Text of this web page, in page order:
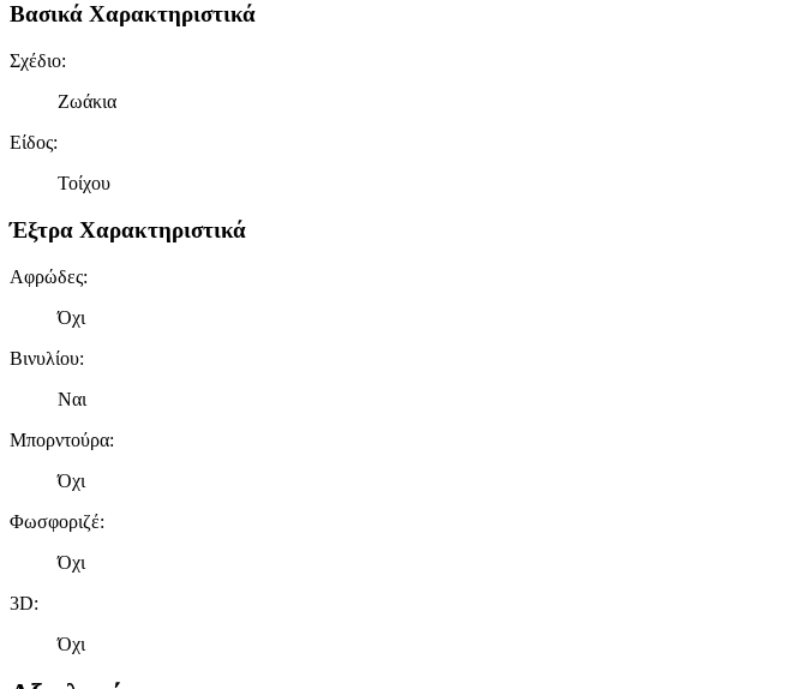
Βασικά Χαρακτηριστικά
Σχέδιο:
Ζωάκια
Είδος:
Τοίχου
Έξτρα Χαρακτηριστικά
Αφρώδες:
Όχι
Βινυλίου:
Ναι
Μπορντούρα:
Όχι
Φωσφοριζέ:
Όχι
3D:
Όχι